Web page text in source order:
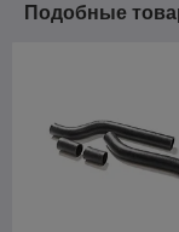
Подобные